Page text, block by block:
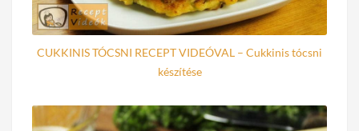
CUKKINIS TÓCSNI RECEPT VIDEÓVAL – Cukkinis tócsni
készítése